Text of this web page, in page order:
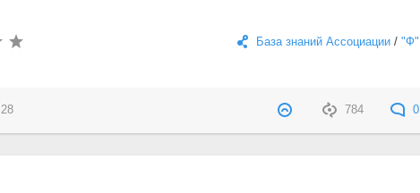
База знаний Ассоциации/ "Ф"
784 0